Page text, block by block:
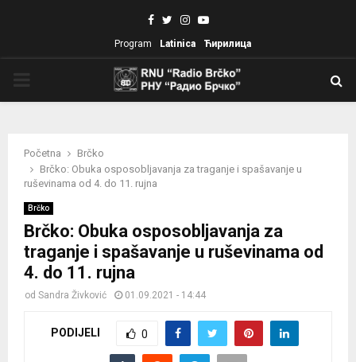
Facebook
TwitterInstagram
Youtube
Program Latinica Ћирилица
Početna
Brčko
Brčko: Obuka osposobljavanja za traganje i spašavanje u
ruševinama od 4. do 11. rujna
Brčko
Brčko: Obuka osposobljavanja za
traganje i spašavanje u ruševinama od
4. do 11. rujna
od Sandra Živković 01.09.2021 - 14:44
PODIJELI 0